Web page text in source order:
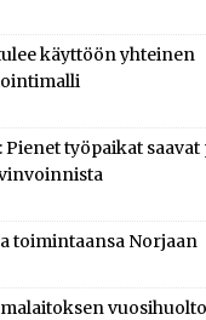
käyttöön yhteinen
työpaikat saavat
toimintaansa Norjaan